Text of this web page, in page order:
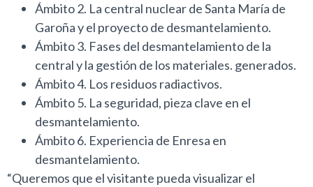
Ámbito 2. La central nuclear de Santa María de
Garoña y el proyecto de desmantelamiento.
Ámbito 3. Fases del desmantelamiento de la
central y la gestión de los materiales. generados.
Ámbito 4. Los residuos radiactivos.
Ámbito 5. La seguridad, pieza clave en el
desmantelamiento.
Ámbito 6. Experiencia de Enresa en
desmantelamiento.
“Queremos que el visitante pueda visualizar el